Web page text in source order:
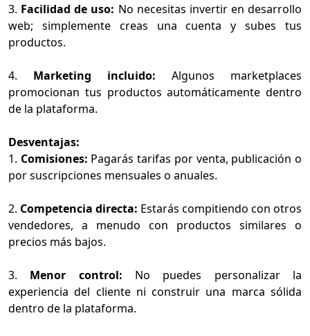
3. Facilidad de uso: No necesitas invertir en desarrollo
web; simplemente creas una cuenta y subes tus
productos.
4. Marketing incluido: Algunos marketplaces
promocionan tus productos automáticamente dentro
de la plataforma.
Desventajas:
1. Comisiones: Pagarás tarifas por venta, publicación o
por suscripciones mensuales o anuales.
2. Competencia directa: Estarás compitiendo con otros
vendedores, a menudo con productos similares o
precios más bajos.
3. Menor control: No puedes personalizar la
experiencia del cliente ni construir una marca sólida
dentro de la plataforma.